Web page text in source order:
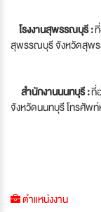
โรงงานสุพรรณบุรี :
สุพรรณบุรี จังหวัดสุพ
สำนักงานนนทบุรี :ที่
จังหวัดนนทบุรี โทรศัพ
ตำแหน่งงาน